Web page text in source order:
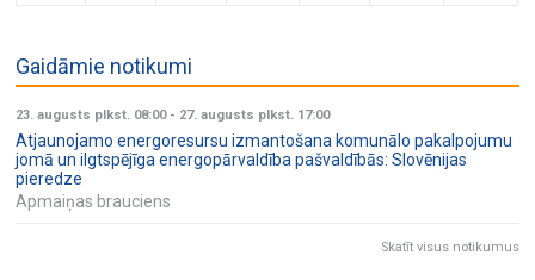
o
n
Gaidāmie notikumi
23. augusts plkst. 08:00- 27. augusts plkst. 17:00
Atjaunojamo energoresursu izmantošana komunālo pakalpojumu
jomā un ilgtspējīga energopārvaldība pašvaldībās: Slovēnijas
pieredze
Apmaiņas brauciens
Skatīt visus notikumus